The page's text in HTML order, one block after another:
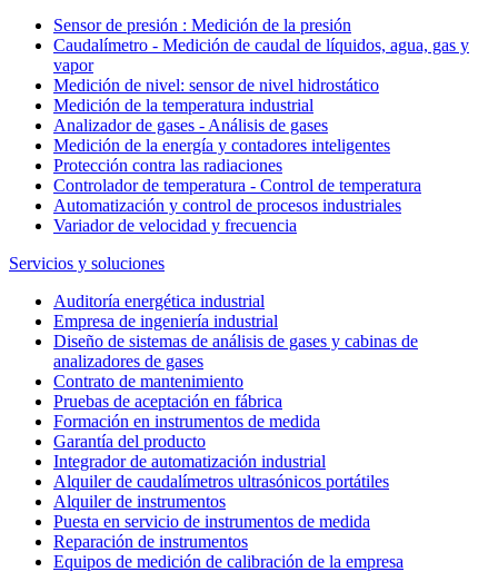
Sensor de presión : Medición de la presión
Caudalímetro - Medición de caudal de líquidos, agua, gas y
vapor
Medición de nivel: sensor de nivel hidrostático
Medición de la temperatura industrial
Analizador de gases - Análisis de gases
Medición de la energía y contadores inteligentes
Protección contra las radiaciones
Controlador de temperatura - Control de temperatura
Automatización y control de procesos industriales
Variador de velocidad y frecuencia
Servicios y soluciones
Auditoría energética industrial
Empresa de ingeniería industrial
Diseño de sistemas de análisis de gases y cabinas de
analizadores de gases
Contrato de mantenimiento
Pruebas de aceptación en fábrica
Formación en instrumentos de medida
Garantía del producto
Integrador de automatización industrial
Alquiler de caudalímetros ultrasónicos portátiles
Alquiler de instrumentos
Puesta en servicio de instrumentos de medida
Reparación de instrumentos
Equipos de medición de calibración de la empresa